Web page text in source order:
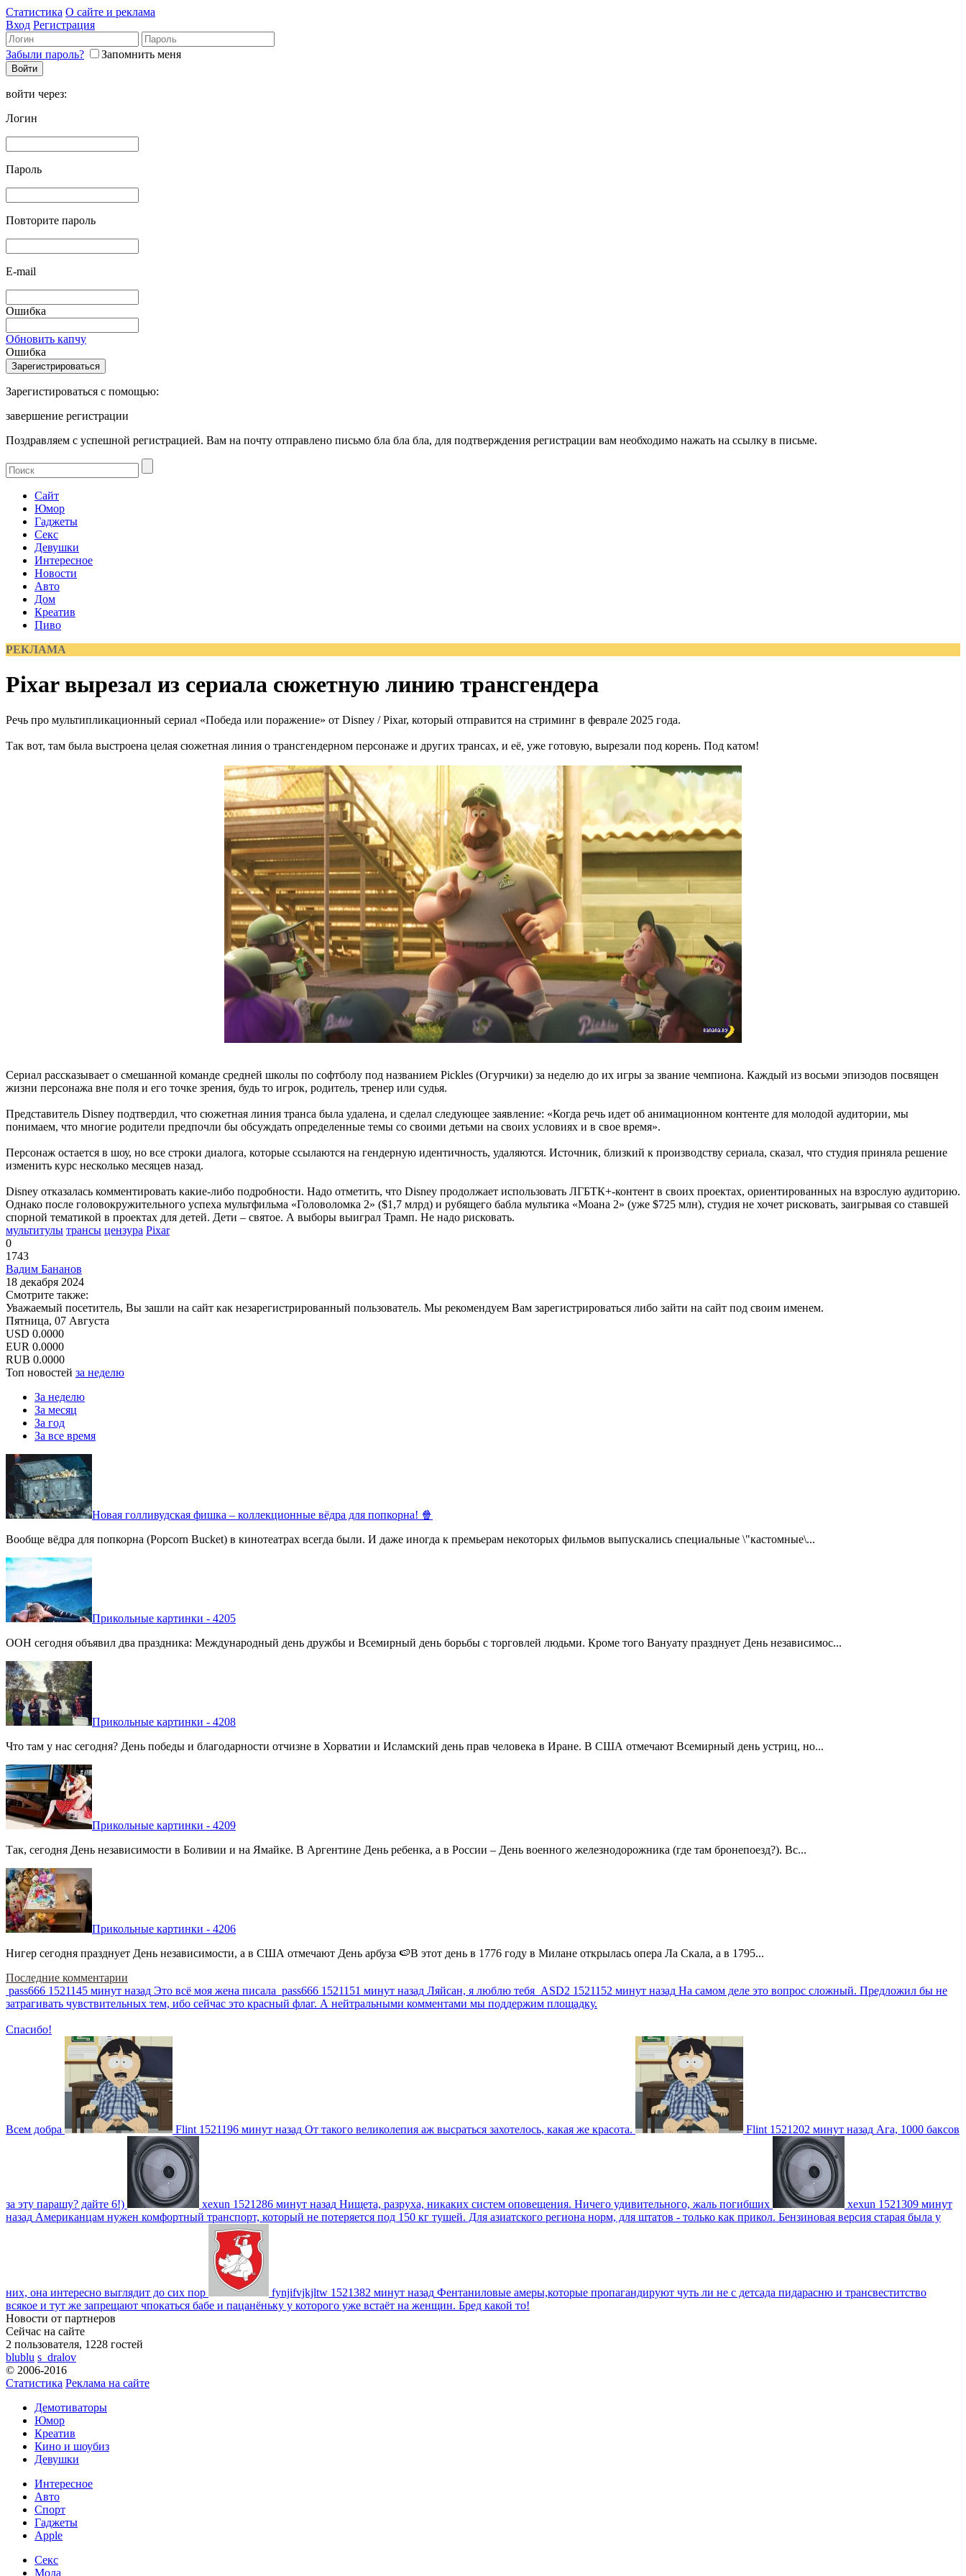
Статистика О сайте и реклама
Вход Регистрация
Забыли пароль? Запомнить меня
войти через:
Логин
Пароль
Повторите пароль
E-mail
Ошибка
Обновить капчу
Ошибка
Зарегистироваться с помощью:
завершение регистрации
Поздравляем с успешной регистрацией. Вам на почту отправлено письмо бла бла бла, для подтверждения регистрации вам необходимо нажать на ссылку в письме.
Сайт
Юмор
Гаджеты
Секс
Девушки
Интересное
Новости
Авто
Дом
Креатив
Пиво
РЕКЛАМА
Pixar вырезал из сериала сюжетную линию трансгендера
Речь про мультипликационный сериал «Победа или поражение» от Disney / Pixar, который отправится на стриминг в феврале 2025 года.
Так вот, там была выстроена целая сюжетная линия о трансгендерном персонаже и других трансах, и её, уже готовую, вырезали под корень. Под катом!
Сериал рассказывает о смешанной команде средней школы по софтболу под названием Pickles (Огурчики) за неделю до их игры за звание чемпиона. Каждый из восьми эпизодов посвящен
жизни персонажа вне поля и его точке зрения, будь то игрок, родитель, тренер или судья.
Представитель Disney подтвердил, что сюжетная линия транса была удалена, и сделал следующее заявление: «Когда речь идет об анимационном контенте для молодой аудитории, мы
понимаем, что многие родители предпочли бы обсуждать определенные темы со своими детьми на своих условиях и в свое время».
Персонаж остается в шоу, но все строки диалога, которые ссылаются на гендерную идентичность, удаляются. Источник, близкий к производству сериала, сказал, что студия приняла решение
изменить курс несколько месяцев назад.
Disney отказалась комментировать какие-либо подробности. Надо отметить, что Disney продолжает использовать ЛГБТК+-контент в своих проектах, ориентированных на взрослую аудиторию.
Однако после головокружительного успеха мультфильма «Головоломка 2» ($1,7 млрд) и рубящего бабла мультика «Моана 2» (уже $725 млн), студия не хочет рисковать, заигрывая со ставшей
спорной тематикой в проектах для детей. Дети – святое. А выборы выиграл Трамп. Не надо рисковать.
мультитулы трансы цензура Pixar
0
1743
Вадим Бананов
18 декабря 2024
Смотрите также:
Уважаемый посетитель, Вы зашли на сайт как незарегистрированный пользователь. Мы рекомендуем Вам зарегистрироваться либо зайти на сайт под своим именем.
Пятница, 07 Августа
USD 0.0000
EUR 0.0000
RUB 0.0000
Топ новостей за неделю
За неделю
За месяц
За год
За все время
Новая голливудская фишка – коллекционные вёдра для попкорна! 🍿
Вообще вёдра для попкорна (Popcorn Bucket) в кинотеатрах всегда были. И даже иногда к премьерам некоторых фильмов выпускались специальные \"кастомные\...
Прикольные картинки - 4205
ООН сегодня объявил два праздника: Международный день дружбы и Всемирный день борьбы с торговлей людьми. Кроме того Вануату празднует День независимос...
Прикольные картинки - 4208
Что там у нас сегодня? День победы и благодарности отчизне в Хорватии и Исламский день прав человека в Иране. В США отмечают Всемирный день устриц, но...
Прикольные картинки - 4209
Так, сегодня День независимости в Боливии и на Ямайке. В Аргентине День ребенка, а в России – День военного железнодорожника (где там бронепоезд?). Вс...
Прикольные картинки - 4206
Нигер сегодня празднует День независимости, а в США отмечают День арбуза 🍉В этот день в 1776 году в Милане открылась опера Ла Скала, а в 1795...
Последние комментарии
pass666 1521145 минут назад Это всё моя жена писала pass666 1521151 минут назад Ляйсан, я люблю тебя ASD2 1521152 минут назад На самом деле это вопрос сложный. Предложил бы не
затрагивать чувствительных тем, ибо сейчас это красный флаг. А нейтральными комментами мы поддержим площадку.
Спасибо!
Всем добра Flint 1521196 минут назад От такого великолепия аж высраться захотелось, какая же красота. Flint 1521202 минут назад Ага, 1000 баксов
за эту парашу? дайте 6!) xexun 1521286 минут назад Нищета, разруха, никаких систем оповещения. Ничего удивительного, жаль погибших xexun 1521309 минут
назад Американцам нужен комфортный транспорт, который не потеряется под 150 кг тушей. Для азиатского региона норм, для штатов - только как прикол. Бензиновая версия старая была у
них, она интересно выглядит до сих пор fynjifvjkjltw 1521382 минут назад Фентаниловые амеры,которые пропагандируют чуть ли не с детсада пидарасню и трансвеститство
всякое и тут же запрещают чпокаться бабе и пацанёньку у которого уже встаёт на женщин. Бред какой то!
Новости от партнеров
Сейчас на сайте
2 пользователя, 1228 гостей
blublu s_dralov
© 2006-2016
Статистика Реклама на сайте
Демотиваторы
Юмор
Креатив
Кино и шоубиз
Девушки
Интересное
Авто
Спорт
Гаджеты
Apple
Секс
Мода